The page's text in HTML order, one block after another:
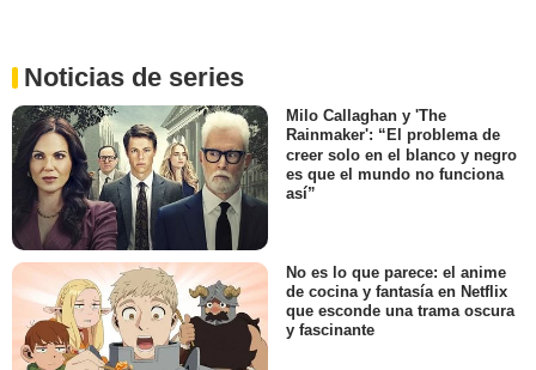
Noticias de series
Milo Callaghan y 'The
Rainmaker': “El problema de
creer solo en el blanco y negro
es que el mundo no funciona
así”
No es lo que parece: el anime
de cocina y fantasía en Netflix
que esconde una trama oscura
y fascinante